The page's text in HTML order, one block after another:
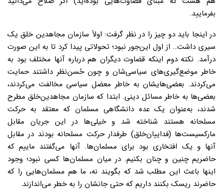
بفرمایید.
در اینجا باید دو چیز را در نظر گرفت: اولاً سازمان مجاهدین‌ خلق یک
سیرى داشت… از اول این‌جور نبود؛ تحولاتى پیدا کرد تا به این صورت
درآمد. نکته دوم اینکه قضاوت دیگران هم درباره آنها مختلف بود به
خاطر موضع‌گیری‌هاى سیاسى‌شان و چون حُسن‌نظر داشتند حمایت
مى‌کردند. بعضى‌هایشان به خاطر معضل سیاسى مخالفت مى‌کردند،
بعضى‌ها به خاطر مسائل دینى. ابتدا که سازمان مجاهدین‌خلق مطرح
شدند، به‌عنوان یک عده دانشگاهى مسلمان که معتقد به حرکت
مسلحانه هستند شناخته شد و خیلى‌ها در این جریان مقابل
مارکسیست‌ها (فداییان‌خلق) طرفدار حرکت مسلحانه بودند در مقابل
آنها و یک افتخارى بود براى مسلمان‌ها. آنها مى‌گفتند ماییم که
حاضریم چنین و چنان بکنیم. در میان مسلمان‌ها کسى نبود؛ وجود
اینها باعث این مطلب شد که بگویند نه، ما هم مسلمان‌هایى را که
حاضرند ریسک بکنند داریم که حتى جانشان را به خطر می‌اندازند.